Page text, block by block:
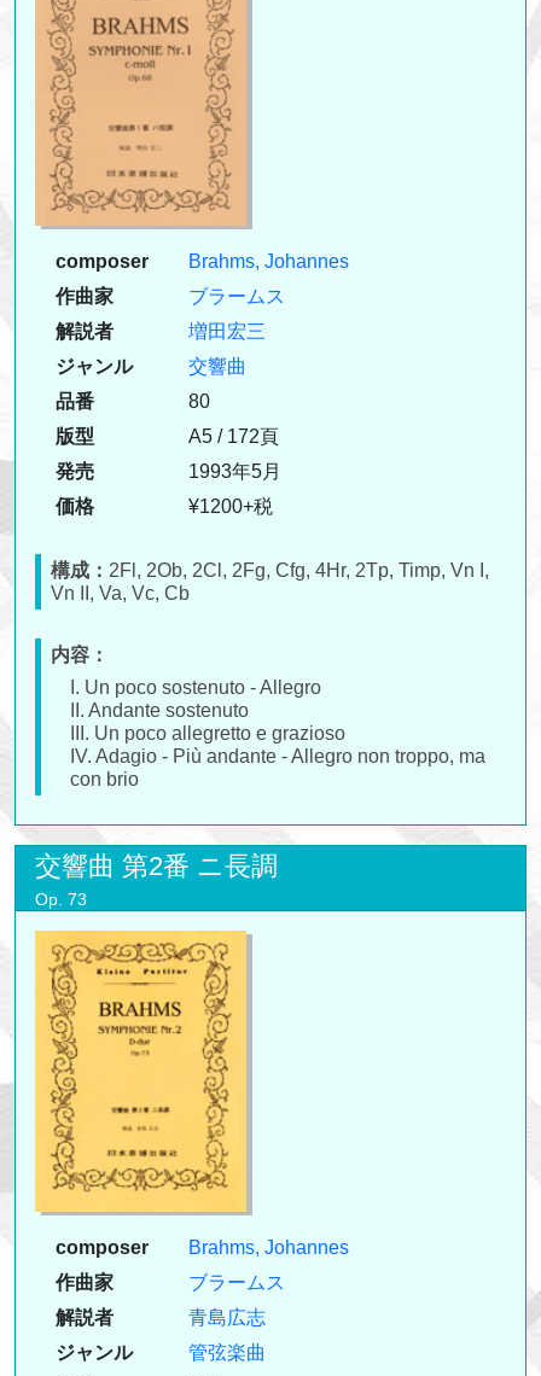
composer
Brahms, Johannes
作曲家
ブラームス
解説者
増田宏三
ジャンル
交響曲
品番
80
版型
A5 / 172頁
発売
1993年5月
価格
¥1200+税
構成： 2Fl, 2Ob, 2Cl, 2Fg, Cfg, 4Hr, 2Tp, Timp, Vn I,
Vn II, Va, Vc, Cb
内容：
I. Un poco sostenuto - Allegro
II. Andante sostenuto
III. Un poco allegretto e grazioso
IV. Adagio - Più andante - Allegro non troppo, ma
con brio
交響曲 第2番 ニ長調
Op. 73
composer
Brahms, Johannes
作曲家
ブラームス
解説者
青島広志
ジャンル
管弦楽曲